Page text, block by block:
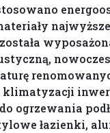
klimatyzacji
ogrzewania
łazienki,